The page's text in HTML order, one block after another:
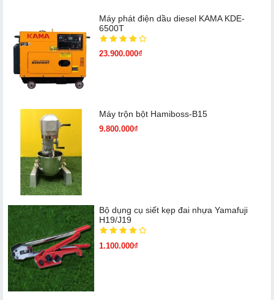
Máy phát điện dầu diesel KAMA KDE-
6500T
23.900.000₫
Máy trộn bột Hamiboss-B15
9.800.000₫
Bộ dụng cụ siết kẹp đai nhựa Yamafuji
H19/J19
1.100.000₫